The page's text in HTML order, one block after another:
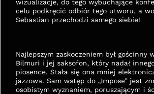
wizualizacje, do tego wybuchające
celu podkręcić odbiór tego utworu, a
Sebastian przechodzi samego siebie!
Najlepszym zaskoczeniem był gościnny
Bilmuri i jej saksofon, który nadał
piosence. Stała się ona mniej
jazzowa. Sam wstęp do „Impose” jest
osobistym wyznaniem, poruszającym i